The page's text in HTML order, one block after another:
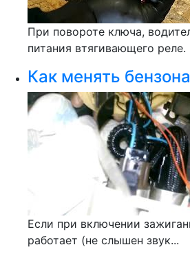
При повороте ключа,
питания втягивающего реле.
Как менять
Если при включении
работает (не слышен звук...